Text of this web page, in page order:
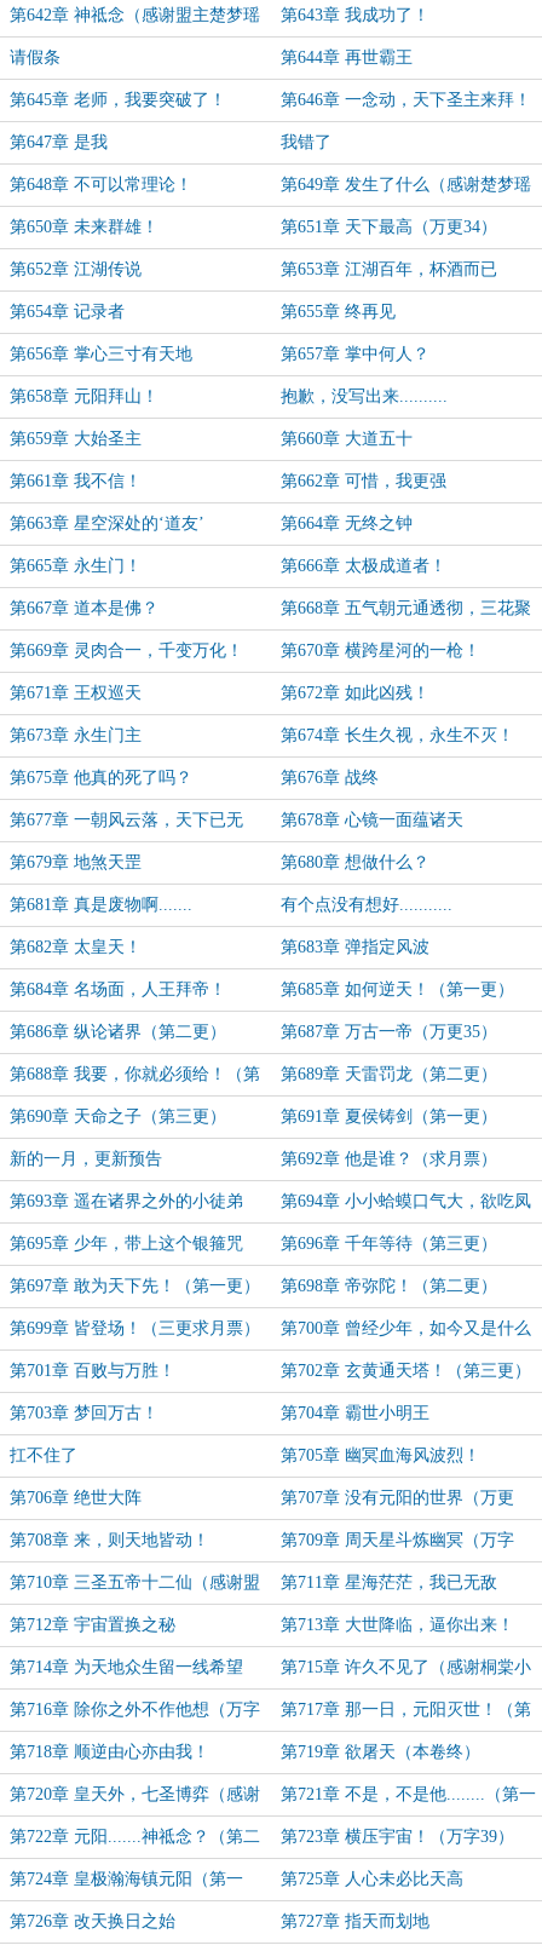
主齐天大仙） 异.......
第642章 神祗念（感谢盟主楚梦瑶
十万赏）
第643章 我成功了！
请假条 第644章 再世霸王
第645章 老师，我要突破了！ 第646章 一念动，天下圣主来拜！
第647章 是我 我错了
第648章 不可以常理论！ 第649章 发生了什么（感谢楚梦瑶
大佬的白银打赏）
第650章 未来群雄！ 第651章 天下最高（万更34）
第652章 江湖传说 第653章 江湖百年，杯酒而已
第654章 记录者 第655章 终再见
第656章 掌心三寸有天地 第657章 掌中何人？
第658章 元阳拜山！ 抱歉，没写出来..........
第659章 大始圣主 第660章 大道五十
第661章 我不信！ 第662章 可惜，我更强
第663章 星空深处的‘道友’ 第664章 无终之钟
第665章 永生门！ 第666章 太极成道者！
第667章 道本是佛？ 第668章 五气朝元通透彻，三花聚
顶得归根！
第669章 灵肉合一，千变万化！ 第670章 横跨星河的一枪！
第671章 王权巡天 第672章 如此凶残！
第673章 永生门主 第674章 长生久视，永生不灭！
第675章 他真的死了吗？ 第676章 战终
第677章 一朝风云落，天下已无
敌！
第678章 心镜一面蕴诸天
第679章 地煞天罡 第680章 想做什么？
第681章 真是废物啊....... 有个点没有想好...........
第682章 太皇天！ 第683章 弹指定风波
第684章 名场面，人王拜帝！ 第685章 如何逆天！（第一更）
第686章 纵论诸界（第二更） 第687章 万古一帝（万更35）
第688章 我要，你就必须给！（第
一更）
第689章 天雷罚龙（第二更）
第690章 天命之子（第三更） 第691章 夏侯铸剑（第一更）
新的一月，更新预告 第692章 他是谁？（求月票）
第693章 遥在诸界之外的小徒弟
（为催更活动加更）
第694章 小小蛤蟆口气大，欲吃凤
凰屠真龙！（第一更）
第695章 少年，带上这个银箍咒
（第二更）
第696章 千年等待（第三更）
第697章 敢为天下先！（第一更） 第698章 帝弥陀！（第二更）
第699章 皆登场！（三更求月票） 第700章 曾经少年，如今又是什么
模样
第701章 百败与万胜！ 第702章 玄黄通天塔！（第三更）
第703章 梦回万古！ 第704章 霸世小明王
扛不住了 第705章 幽冥血海风波烈！
第706章 绝世大阵 第707章 没有元阳的世界（万更
36）
第708章 来，则天地皆动！ 第709章 周天星斗炼幽冥（万字
37）
第710章 三圣五帝十二仙（感谢盟
主一本正经的非公子）
第711章 星海茫茫，我已无敌
第712章 宇宙置换之秘 第713章 大世降临，逼你出来！
（内有狗子的话）
第714章 为天地众生留一线希望
（第一更）
第715章 许久不见了（感谢桐棠小
姐姐的盟主）
第716章 除你之外不作他想（万字
38）
第717章 那一日，元阳灭世！（第
一更）
第718章 顺逆由心亦由我！ 第719章 欲屠天（本卷终）
第720章 皇天外，七圣博弈（感谢
白银盟主齐天大仙）
第721章 不是，不是他........（第一
更）
第722章 元阳.......神祗念？（第二
更）
第723章 横压宇宙！（万字39）
第724章 皇极瀚海镇元阳（第一
更）
第725章 人心未必比天高
第726章 改天换日之始 第727章 指天而划地